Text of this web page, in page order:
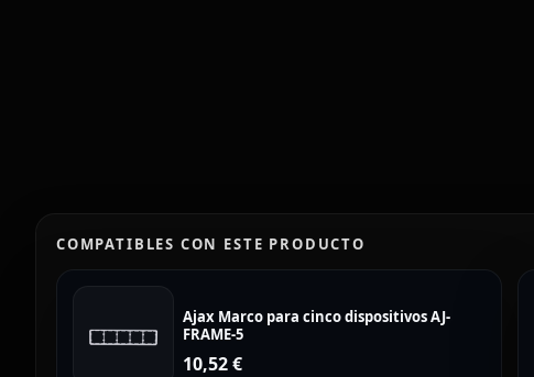
COMPATIBLES CON ESTE PRODUCTO
Ajax Marco para cinco dispositivos AJ-
FRAME-5
10,52€